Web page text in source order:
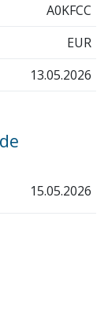
A0KFCC
EUR
13.05.2026
15.05.2026